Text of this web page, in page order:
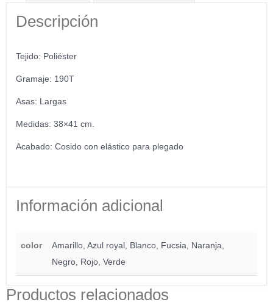
Descripción
Tejido: Poliéster
Gramaje: 190T
Asas: Largas
Medidas: 38×41 cm.
Acabado: Cosido con elástico para plegado
Información adicional
color
Amarillo, Azul royal, Blanco, Fucsia, Naranja,
Negro, Rojo, Verde
Productos relacionados